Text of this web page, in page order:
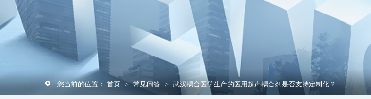
您当前的位置： 首页 > 常见问答 > 武汉耦合医学生产的医用超声耦合剂是否支持定制化？